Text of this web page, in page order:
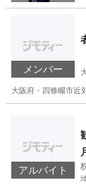
メンバー
大阪府・四條畷市近
アルバイト